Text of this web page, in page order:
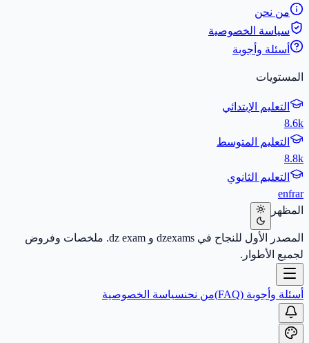
من نحن
سياسة الخصوصية
أسئلة وأجوبة
المستويات
التعليم الإبتدائي
8.6k
التعليم المتوسط
8.8k
التعليم الثانوي
enfrar
المظهر
المصدر الأول للنجاح في dzexams و dz exam. ملخصات وفروض
لجميع الأطوار.
أسئلة وأجوبة (FAQ) من نحنسياسة الخصوصية